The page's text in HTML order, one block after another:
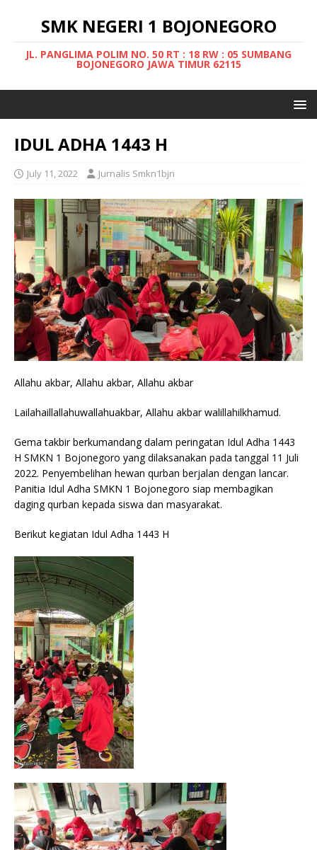
SMK NEGERI 1 BOJONEGORO
JL. PANGLIMA POLIM NO. 50 RT : 18 RW : 05 SUMBANG
BOJONEGORO JAWA TIMUR 62115
IDUL ADHA 1443 H
July 11, 2022 Jurnalis Smkn1bjn
Allahu akbar, Allahu akbar, Allahu akbar
Lailahaillallahuwallahuakbar, Allahu akbar walillahilkhamud.
Gema takbir berkumandang dalam peringatan Idul Adha 1443
H SMKN 1 Bojonegoro yang dilaksanakan pada tanggal 11 Juli
2022. Penyembelihan hewan qurban berjalan dengan lancar.
Panitia Idul Adha SMKN 1 Bojonegoro siap membagikan
daging qurban kepada siswa dan masyarakat.
Berikut kegiatan Idul Adha 1443 H